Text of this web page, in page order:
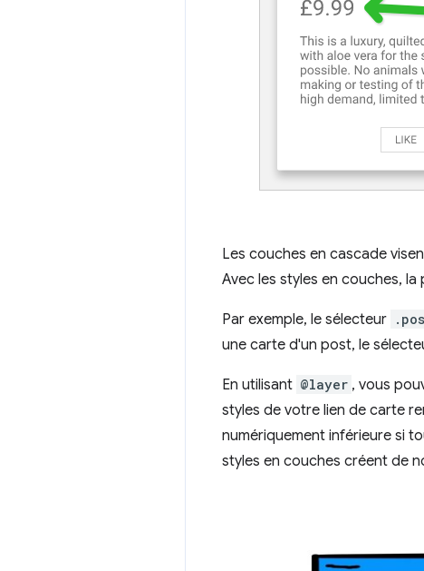
Les couches en cascade
Avec les styles en couches,
Par exemple, le sélecteur
une carte d'un post, le
En utilisant @layer , vous
styles de votre lien de carte
numériquement inférieure si
styles en couches créent de